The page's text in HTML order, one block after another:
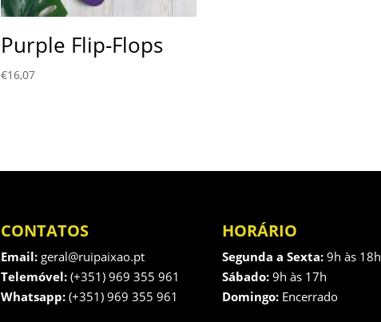
Purple Flip-Flops
€16,07
CONTATOS
Email: geral@ruipaixao.pt
Telemóvel: (+351) 969 355 961
Whatsapp: (+351) 969 355 961
HORÁRIO
Segunda a Sexta: 9h às 18h
Sábado: 9h às 17h
Domingo: Encerrado